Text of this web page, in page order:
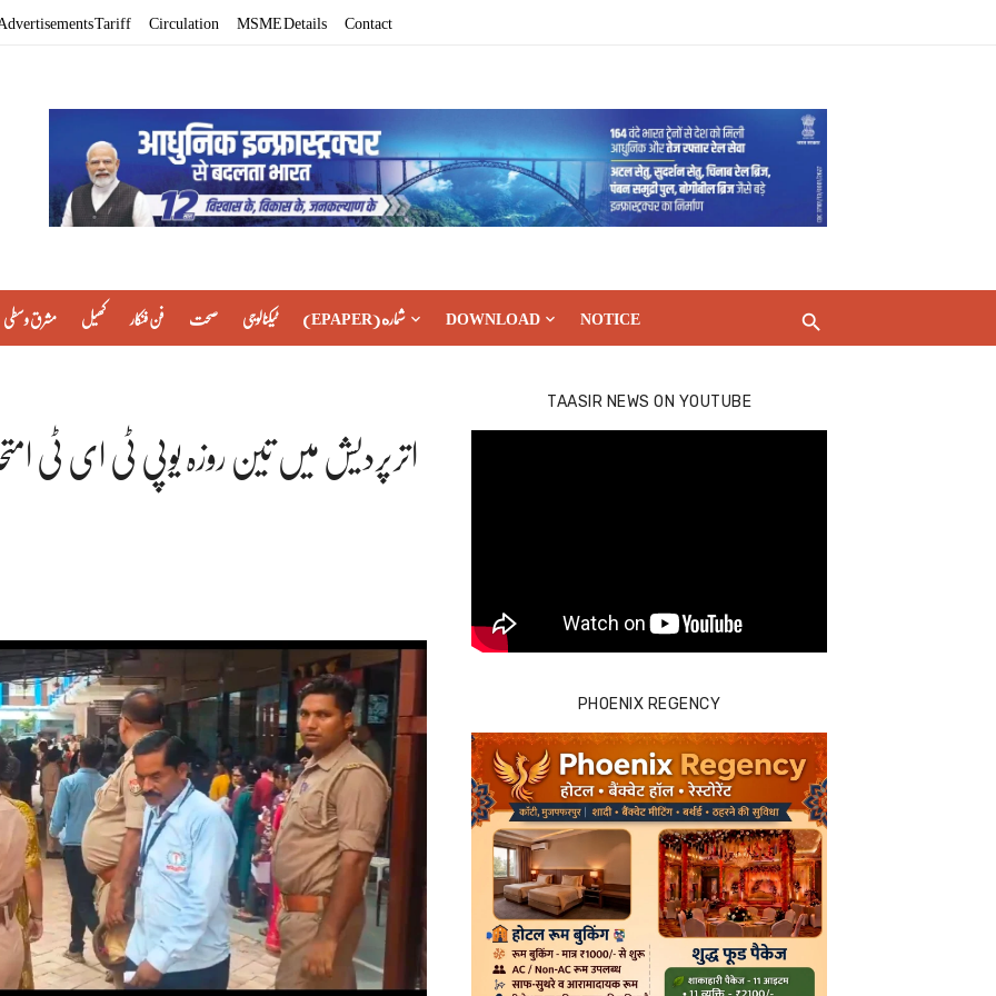
Tariff Circulation MSME Details Contact
مشرق وسطی کھیل فن فنکار صحت ٹیکنالوجی (EPAPER) شماره DOWNLOAD NOTICE
اترپردیش میں تین روزہ یوپی ٹی ای
TAASIR NEWS ON YOUTUBE
PHOENIX REGENCY